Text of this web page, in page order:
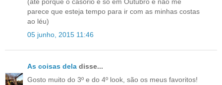
parece que esteja tempo para ir com as minhas costas
ao léu)
05 junho, 2015 11:46
As coisas dela disse...
Gosto muito do 3º e do 4º look, são os meus favoritos!